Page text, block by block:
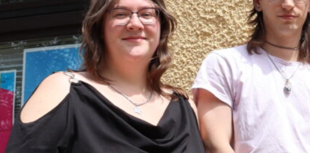
Auch Arnika Henrich blickt zuversichtlich auf die kommende Amtszeit.
„Ich möchte Nachhaltigkeit in diesem Amtsjahr ganzheitlich denken.
ökologische Wandel auf dem Campus, aber genauso die soziale
gute Lebensbedingungen, um erfolgreich studieren zu können. Von
Entlastung gibt es hier noch viel zu tun. Gleichzeitig möchten wir die
stärken, damit wir Erfahrungen teilen, Projekte gemeinsam entwickeln